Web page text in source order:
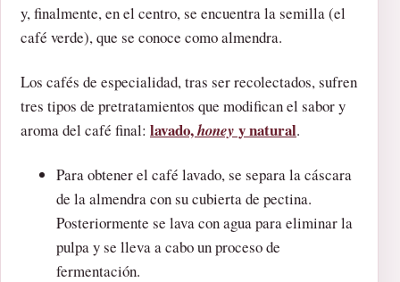
y, finalmente, en el centro, se encuentra la semilla (el
café verde), que se conoce como almendra.
Los cafés de especialidad, tras ser recolectados, sufren
tres tipos de pretratamientos que modifican el sabor y
aroma del café final: lavado,honey y natural.
Para obtener el café lavado, se separa la cáscara
de la almendra con su cubierta de pectina.
Posteriormente se lava con agua para eliminar la
pulpa y se lleva a cabo un proceso de
fermentación.